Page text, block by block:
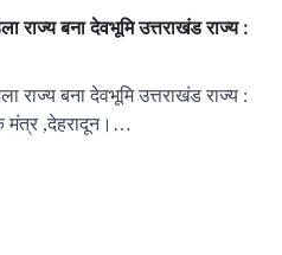
राज्य बना देवभूमि उत्तराखंड राज्य :
राज्य बना देवभूमि उत्तराखंड राज्य :
मंत्र ,देहरादून।…